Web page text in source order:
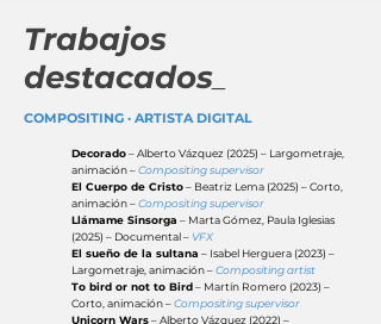
Trabajos
destacados
COMPOSITING · ARTISTA DIGITAL
Decorado– Alberto Vázquez (2025) – Largometraje,
animación –Compositing supervisor
El Cuerpo de Cristo– Beatriz Lema (2025) – Corto,
animación –Compositing supervisor
Llámame Sinsorga – Marta Gómez, Paula Iglesias
(2025) – Documental – VFX
El sueño de la sultana – Isabel Herguera (2023) –
Largometraje, animación –Compositing artist
To bird or not to Bird– Martín Romero (2023) –
Corto, animación –Compositing supervisor
Unicorn Wars– Alberto Vázquez (2022) –